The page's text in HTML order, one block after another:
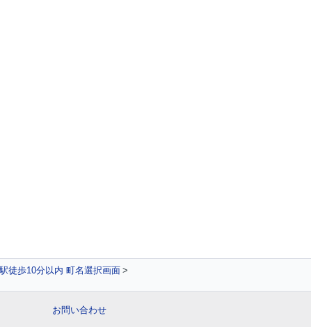
徒歩10分以内 町名選択画面
お問い合わせ